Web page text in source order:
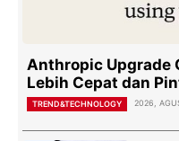
Anthropic Upgrade
Lebih Cepat dan
TREND&TECHNOLOGY 2026,